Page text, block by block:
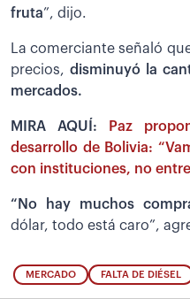
fruta”, dijo.
La comerciante señaló
precios, disminuyó la
mercados.
MIRA AQUÍ:
Paz
desarrollo de Bolivia:
con instituciones, no
“No hay muchos
dólar, todo está caro”,
MERCADO FALTA DE DIÉSEL